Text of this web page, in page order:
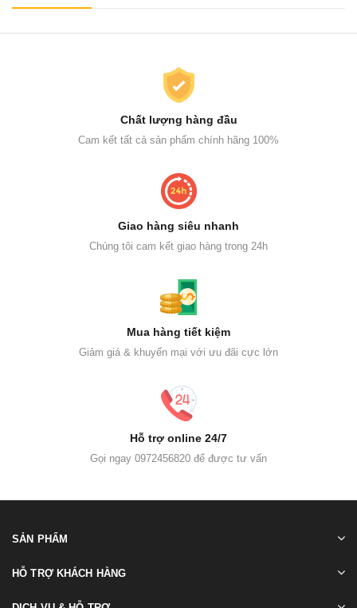
Chất lượng hàng đầu
Cam kết tất cả sản phẩm chính hãng 100%
Giao hàng siêu nhanh
Chúng tôi cam kết giao hàng trong 24h
Mua hàng tiết kiệm
Giảm giá & khuyến mại với ưu đãi cực lớn
Hỗ trợ online 24/7
Gọi ngay 0972456820 để được tư vấn
SẢN PHẨM
HỖ TRỢ KHÁCH HÀNG